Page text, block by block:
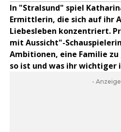
In "Stralsund" spiel
Ermittlerin, die sich auf ihr
Liebesleben konzentriert.
mit Aussicht"-
Ambitionen, eine Familie zu
so ist und was ihr wichtiger
-